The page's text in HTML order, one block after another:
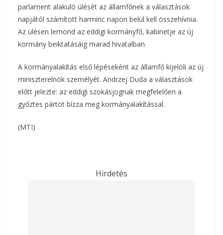
parlament alakuló ülését az államfőnek a választások
napjától számított harminc napon belül kell összehívnia.
Az ülésen lemond az eddigi kormányfő, kabinetje az új
kormány beiktatásáig marad hivatalban.
A kormányalakítás első lépéseként az államfő kijelöli az új
miniszterelnök személyét. Andrzej Duda a választások
előtt jelezte: az eddigi szokásjognak megfelelően a
győztes pártot bízza meg kormányalakítással.
(MTI)
Hirdetés